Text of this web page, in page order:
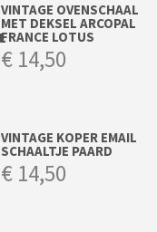
VINTAGE OVENSCHAAL
MET DEKSEL ARCOPAL
FRANCE LOTUS
€ 14,50
VINTAGE KOPER EMAIL
SCHAALTJE PAARD
€ 14,50